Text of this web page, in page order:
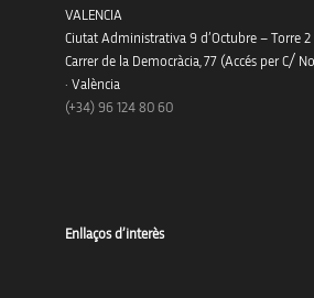
VALENCIA
Ciutat Administrativa 9 d’Octubre – Torre 2
Carrer de la Democràcia, 77 (Accés per C/
· València
(+34) 96 124 80 60
Enllaços d’interès